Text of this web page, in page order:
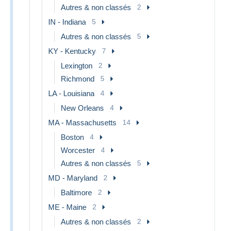
Autres & non classés 2
IN - Indiana 5
Autres & non classés 5
KY - Kentucky 7
Lexington 2
Richmond 5
LA - Louisiana 4
New Orleans 4
MA - Massachusetts 14
Boston 4
Worcester 4
Autres & non classés 5
MD - Maryland 2
Baltimore 2
ME - Maine 2
Autres & non classés 2